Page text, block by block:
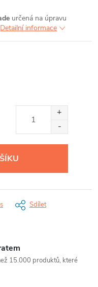
určená na úpravu
Detailní informace
Sdílet
15.000 produktů, které